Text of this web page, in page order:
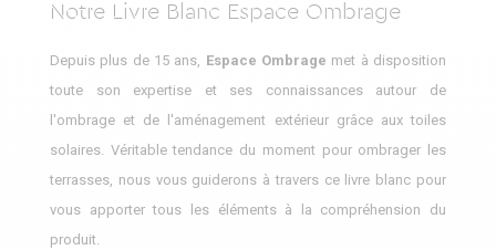
Notre Livre Blanc Espace Ombrage
Depuis plus de 15 ans, Espace Ombrage met à disposition
toute son expertise et ses connaissances autour de
l'ombrage et de l'aménagement extérieur grâce aux toiles
solaires. Véritable tendance du moment pour ombrager les
terrasses, nous vous guiderons à travers ce livre blanc pour
vous apporter tous les éléments à la compréhension du
produit.